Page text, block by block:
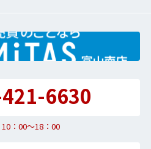
6630
：00〜18：00